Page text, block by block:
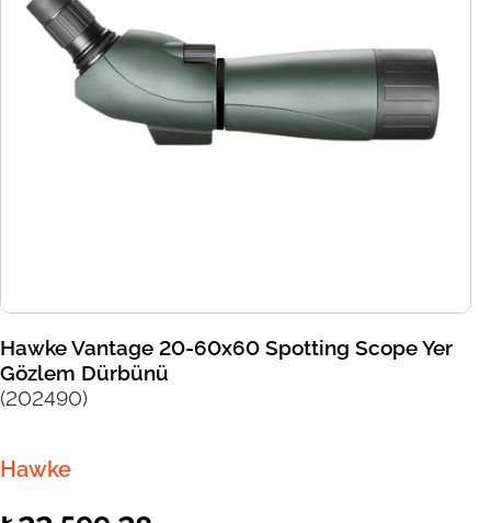
Hawke Vantage 20-60x60 Spotting Scope Yer
Gözlem Dürbünü
(202490)
Hawke